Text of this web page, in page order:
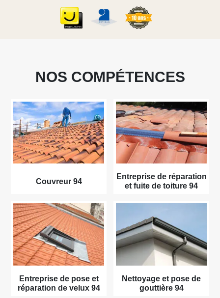
NOS COMPÉTENCES
Couvreur 94
Entreprise de réparation
et fuite de toiture 94
Entreprise de pose et
réparation de velux 94
Nettoyage et pose de
gouttière 94